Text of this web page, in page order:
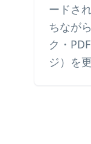
ードさ
ちなが
ク・
ジ）を